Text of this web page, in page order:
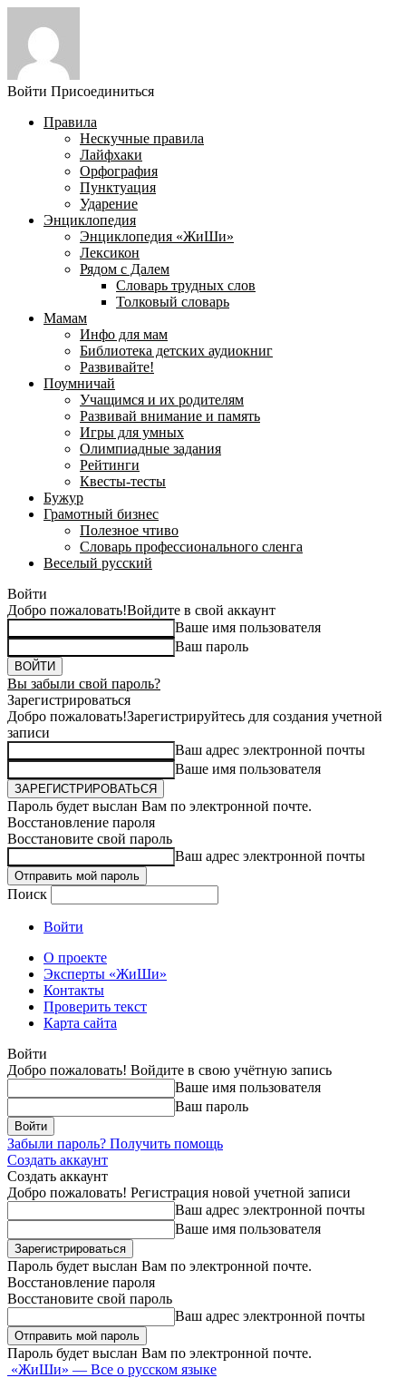
Войти Присоединиться
Правила
Нескучные правила
Лайфхаки
Орфография
Пунктуация
Ударение
Энциклопедия
Энциклопедия «ЖиШи»
Лексикон
Рядом с Далем
Словарь трудных слов
Толковый словарь
Мамам
Инфо для мам
Библиотека детских аудиокниг
Развивайте!
Поумничай
Учащимся и их родителям
Развивай внимание и память
Игры для умных
Олимпиадные задания
Рейтинги
Квесты-тесты
Бужур
Грамотный бизнес
Полезное чтиво
Словарь профессионального сленга
Веселый русский
Войти
Добро пожаловать!Войдите в свой аккаунт
Ваше имя пользователя
Ваш пароль
Вы забыли свой пароль?
Зарегистрироваться
Добро пожаловать!Зарегистрируйтесь для создания учетной
записи
Ваш адрес электронной почты
Ваше имя пользователя
Пароль будет выслан Вам по электронной почте.
Восстановление пароля
Восстановите свой пароль
Ваш адрес электронной почты
Поиск
Войти
О проекте
Эксперты «ЖиШи»
Контакты
Проверить текст
Карта сайта
Войти
Добро пожаловать! Войдите в свою учётную запись
Ваше имя пользователя
Ваш пароль
Забыли пароль? Получить помощь
Создать аккаунт
Создать аккаунт
Добро пожаловать! Регистрация новой учетной записи
Ваш адрес электронной почты
Ваше имя пользователя
Пароль будет выслан Вам по электронной почте.
Восстановление пароля
Восстановите свой пароль
Ваш адрес электронной почты
Пароль будет выслан Вам по электронной почте.
«ЖиШи» — Все о русском языке